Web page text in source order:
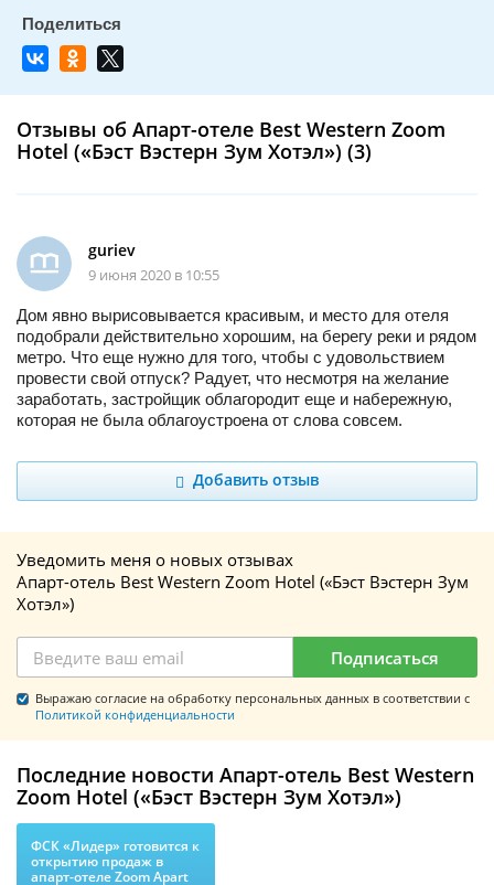
Отзывы об Апарт-отеле Best Western Zoom
Hotel («Бэст Вэстерн Зум Хотэл») (3)
guriev
9 июня 2020 в 10:55
Дом явно вырисовывается красивым, и место для отеля
подобрали действительно хорошим, на берегу реки и рядом
метро. Что еще нужно для того, чтобы с удовольствием
провести свой отпуск? Радует, что несмотря на желание
заработать, застройщик облагородит еще и набережную,
которая не была облагоустроена от слова совсем.
Добавить отзыв
Уведомить меня о новых отзывах
Апарт-отель Best Western Zoom Hotel («Бэст Вэстерн Зум
Хотэл»)
Подписаться
Выражаю согласие на обработку персональных данных в соответствии с
Политикой конфиденциальности
Последние новости Апарт-отель Best Western
Zoom Hotel («Бэст Вэстерн Зум Хотэл»)
ФСК «Лидер» готовится к
открытию продаж в
апарт-отеле Zoom Apart